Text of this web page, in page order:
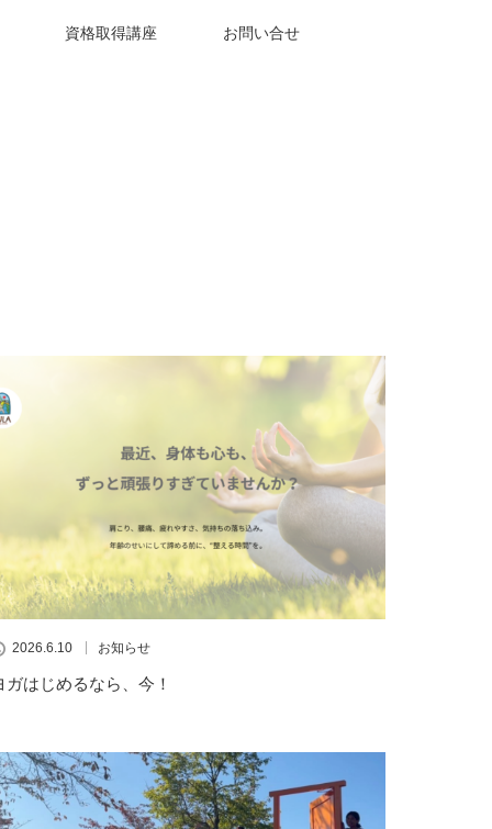
資格取得講座 お問い合せ
2026.6.10 お知らせ
ガはじめるなら、今！